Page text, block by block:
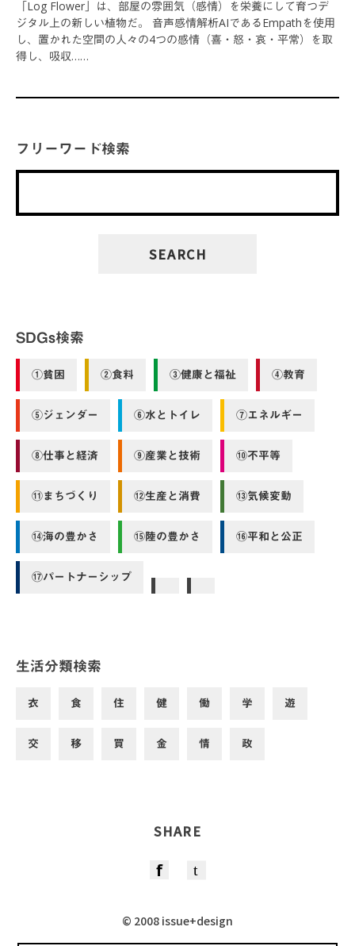
「Log Flower」は、部屋の雰囲気（感情）を栄養にして育つデ
ジタル上の新しい植物だ。 音声感情解析AIであるEmpathを使⽤
し、置かれた空間の人々の4つの感情（喜・怒・哀・平常）を取
得し、吸収……
フリーワード検索
SDGs検索
①貧困 ②食料 ③健康と福祉 ④教育
⑤ジェンダー ⑥水とトイレ ⑦エネルギー
⑧仕事と経済 ⑨産業と技術 ⑩不平等
⑪まちづくり ⑫生産と消費 ⑬気候変動
⑭海の豊かさ ⑮陸の豊かさ ⑯平和と公正
⑰パートナーシップ
生活分類検索
衣 食 住 健 働 学 遊
交 移 買 金 情 政
SHARE
© 2008 issue+design